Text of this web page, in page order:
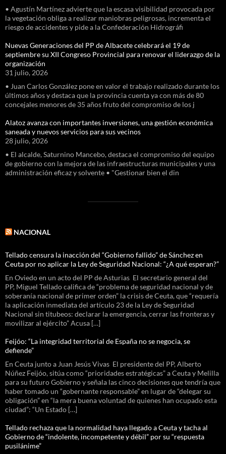
• Agustín Martínez advierte que la escasa visibilidad provocada por
la vegetación obliga a realizar maniobras peligrosas, incrementa el
riesgo de accidentes y pide a la Confederación Hidrográfi
Nuevas Generaciones del PP de Albacete celebrará el 19 de
septiembre su XII Congreso Provincial para renovar el liderazgo de la
organización
31 julio, 2026
• Juan Carlos González pone en valor el trabajo realizado durante los
últimos años y destaca que la provincia cuenta ya con más de 80
concejales menores de 35 años fruto del compromiso de los j
Alatoz avanza con importantes inversiones, una gestión económica
saneada y nuevos servicios para sus vecinos
28 julio, 2026
• El alcalde, Saturnino Mancebo, destaca el compromiso del equipo
de gobierno con la mejora de las infraestructuras municipales y una
administración eficaz y solvente • "Gestionar bien el din
NACIONAL
Tellado censura la inacción del “Gobierno fallido” de Sánchez en
Ceuta por no aplicar la Ley de Seguridad Nacional: “¿A qué esperan?”
En Oviedo en un acto del PP de Asturias El secretario general del
PP, Miguel Tellado califica de “problema de seguridad nacional y de
soberanía nacional de primer orden” la crisis de Ceuta, que “requería
la aplicación inmediata del artículo 23 de la Ley de Seguridad
Nacional sin titubeos: declarar la emergencia, cerrar las fronteras y
movilizar al ejército” Acusa […]
Feijóo: “La integridad territorial de España no se negocia, se
defiende”
En Ceuta junto a Juan Jesús Vivas El presidente del PP, Alberto
Núñez Feijóo, sitúa como “prioridades estratégicas” a Ceuta y Melilla
para su futuro Gobierno y señala las cinco decisiones que tendría que
haber tomado un “gobernante responsable” en lugar de “delegar su
obligación” en “la mera buena voluntad de quienes han ocupado esta
ciudad”: “Un Estado […]
Tellado rechaza que la normalidad haya llegado a Ceuta y tacha al
Gobierno de “indolente, incompetente y débil” por su “respuesta
pusilánime”